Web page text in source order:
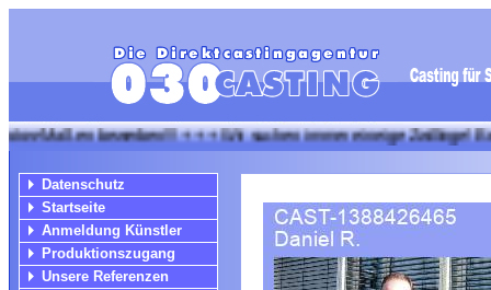
bewerben!!! + + + Wir suchen immer eineige Zwillinge!
Datenschutz
Startseite
Anmeldung Künstler
Produktionszugang
Unsere Referenzen